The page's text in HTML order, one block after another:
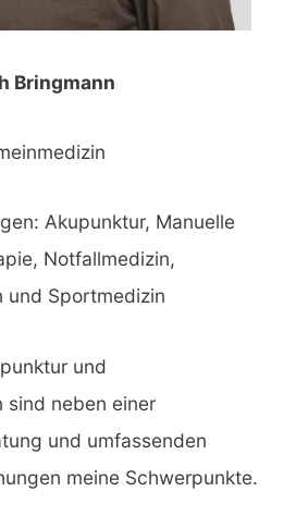
Bringmann
Akupunktur, Manuelle
Notfallmedizin,
und Sportmedizin
und
sind neben einer
und umfassenden
meine Schwerpunkte.